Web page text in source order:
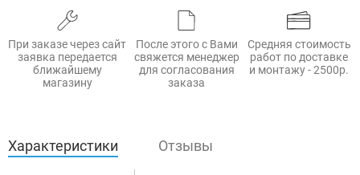
При заказе через сайт
заявка передается
ближайшему
магазину
После этого с Вами
свяжется менеджер
для согласования
заказа
Средняя стоимость
работ по доставке
и монтажу - 2500р.
Характеристики Отзывы